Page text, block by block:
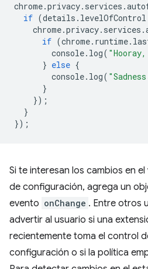
chrome.privacy. services .
if (details . levelOfControl
chrome.privacy. services .
if (chrome. runtime.
console. log(
} else {
console. log(
}
});
}
});
Si te interesan los cambios en
de configuración, agrega un
evento onChange . Entre otros
advertir al usuario si una
recientemente toma el control
configuración o si la política